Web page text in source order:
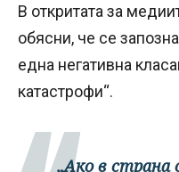
В откритата за
обясни, че се
една негативна
катастрофи“.
„Ако в